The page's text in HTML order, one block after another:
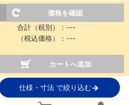
価格を確認
合計（税別）： ---
（税込価格）： ---
カートへ追加
仕様・寸法 で絞り込む